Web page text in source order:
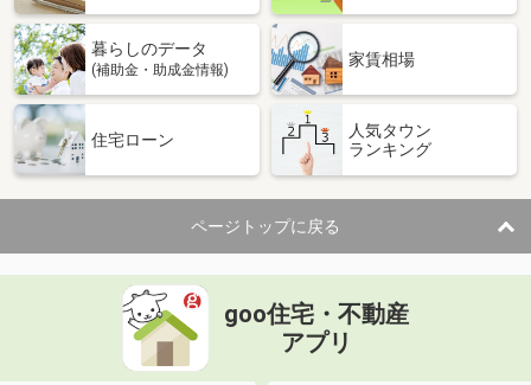
暮らしのデータ
(補助金・助成金情報)
家賃相場
住宅ローン
人気タウン
ランキング
ページトップに戻る
goo住宅・不動産
アプリ